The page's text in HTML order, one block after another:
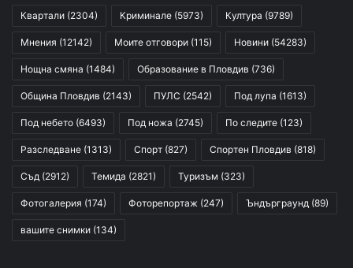
Квартали (2304) Криминале (5973) Култура (9789)
Мнения (12142) Моите отговори (115) Новини (54283)
Нощна смяна (1484) Образование в Пловдив (736)
Община Пловдив (2143) ПУЛС (2542) Под лупа (1613)
Под небето (6493) Под ножа (2745) По следите (123)
Разследване (1313) Спорт (827) Спортен Пловдив (818)
Съд (2912) Темида (2821) Туризъм (323)
Фотогалерия (174) Фоторепортаж (247) Ъндърграунд (89)
вашите снимки (134)